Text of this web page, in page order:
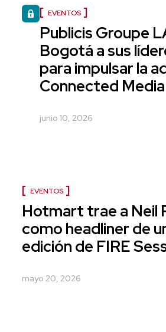
EVENTOS
Publicis Groupe
Bogotá a sus
para impulsar la
Connected Media
junio 10, 2026
EVENTOS
Hotmart trae a Neil
como headliner de
edición de FIRE
mayo 20, 2026